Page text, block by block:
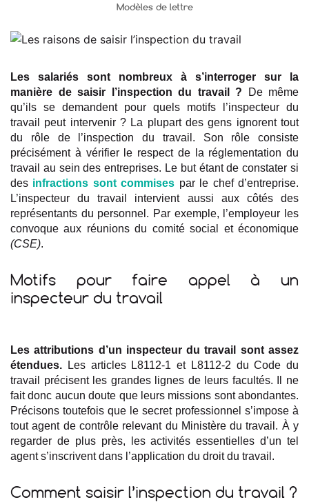
Modèles de lettre
Les salariés sont nombreux à s’interroger sur la
manière de saisir l’inspection du travail ? De même
qu’ils se demandent pour quels motifs l’inspecteur du
travail peut intervenir ? La plupart des gens ignorent tout
du rôle de l’inspection du travail. Son rôle consiste
précisément à vérifier le respect de la réglementation du
travail au sein des entreprises. Le but étant de constater si
des infractions sont commises par le chef d’entreprise.
L’inspecteur du travail intervient aussi aux côtés des
représentants du personnel. Par exemple, l’employeur les
convoque aux réunions du comité social et économique
(CSE).
Motifs pour faire appel à un
inspecteur du travail
Les attributions d’un inspecteur du travail sont assez
étendues. Les articles L8112-1 et L8112-2 du Code du
travail précisent les grandes lignes de leurs facultés. Il ne
fait donc aucun doute que leurs missions sont abondantes.
Précisons toutefois que le secret professionnel s’impose à
tout agent de contrôle relevant du Ministère du travail. À y
regarder de plus près, les activités essentielles d’un tel
agent s’inscrivent dans l’application du droit du travail.
Comment saisir l’inspection du travail ?